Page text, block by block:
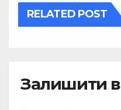
RELATED POST
Залишити